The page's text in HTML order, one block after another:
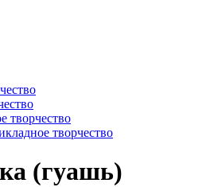
творчество
творчество
(гуашь)